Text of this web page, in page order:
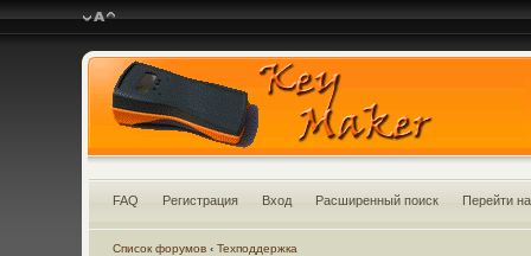
FAQ Регистрация Вход Расширенный поиск Перейти
Список форумов ‹ Техподдержка